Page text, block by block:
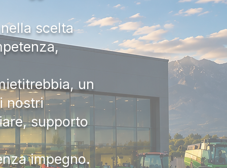
scelta
un
nostri
supporto
impegno.